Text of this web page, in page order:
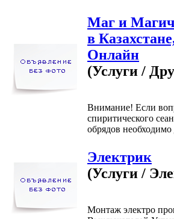
Маг и
в
Онлайн
(Услуги /
Внимание! Если
спиритического
обрядов необходимо
Электрик
(Услуги /
Монтаж электро